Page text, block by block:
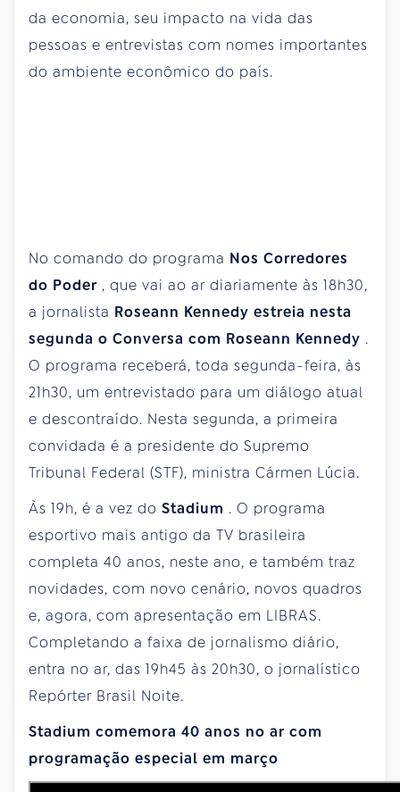
da economia, seu impacto na vida das
pessoas e entrevistas com nomes importantes
do ambiente econômico do país.
No comando do programa Nos Corredores
do Poder , que vai ao ar diariamente às 18h30,
a jornalista Roseann Kennedy estreia nesta
segunda o Conversa com Roseann Kennedy .
O programa receberá, toda segunda-feira, às
21h30, um entrevistado para um diálogo atual
e descontraído. Nesta segunda, a primeira
convidada é a presidente do Supremo
Tribunal Federal (STF), ministra Cármen Lúcia.
Às 19h, é a vez do Stadium . O programa
esportivo mais antigo da TV brasileira
completa 40 anos, neste ano, e também traz
novidades, com novo cenário, novos quadros
e, agora, com apresentação em LIBRAS.
Completando a faixa de jornalismo diário,
entra no ar, das 19h45 às 20h30, o jornalístico
Repórter Brasil Noite.
Stadium comemora 40 anos no ar com
programação especial em março